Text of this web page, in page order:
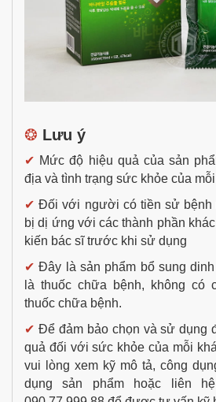
❂ Lưu ý
✔ Mức độ hiệu quả của sản
địa và tình trạng sức khỏe của
✔Đối với người có tiền sử bệnh
bị dị ứng với các thành phần
kiến bác sĩ trước khi sử dụng
✔Đây là sản phẩm bổ sung
là thuốc chữa bệnh, không có
thuốc chữa bệnh.
✔ Để đảm bảo chọn và sử dụng
quả đối với sức khỏe của mỗi
vui lòng xem kỹ mô tả, công
dụng sản phẩm hoặc liên